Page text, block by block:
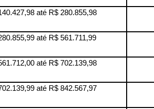
até R$ 280.855,98
até R$ 561.711,99
até R$ 702.139,98
até R$ 842.567,97